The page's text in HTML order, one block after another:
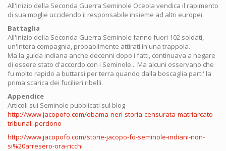
All'inizio della Seconda Guerra Seminole Oceola vendica il rapimento
di sua moglie uccidendo il responsabile insieme ad altri europei.
Battaglia
All'inizio della Seconda Guerra Seminole fanno fuori 102 soldati,
un'intera compagnia, probabilmente attirati in una trappola.
Ma la guida indiana anche decenni dopo i fatti, continuava a negare
di essere stato d'accordo con i Seminole... Ma alcuni osservano che
fu molto rapido a buttarsi per terra quando dalla boscaglia parti' la
prima scarica dei fucilieri ribelli.
Appendice
Articoli sui Seminole pubblicati sul blog
http://www.jacopofo.com/obama-neri-storia-censurata-matriarcato-
tribunali-perdono
http://www.jacopofo.com/storie-jacopo-fo-seminole-indiani-non-
si%20arresero-ora-ricchi